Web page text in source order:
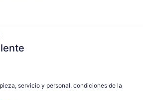
servicio y personal, condiciones de la